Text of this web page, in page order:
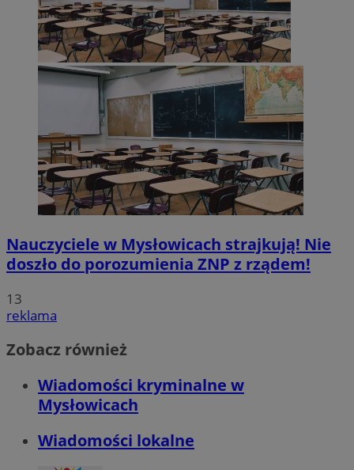
Nauczyciele w Mysłowicach strajkują! Nie
doszło do porozumienia ZNP z rządem!
13
reklama
Zobacz również
Wiadomości kryminalne w
Mysłowicach
Wiadomości lokalne